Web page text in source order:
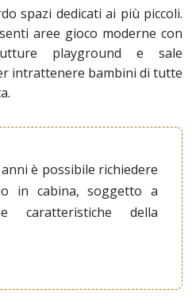
spazi dedicati ai più piccoli.
aree gioco moderne con
playground e sale
intrattenere bambini di tutte
è possibile richiedere
in cabina, soggetto a
caratteristiche della